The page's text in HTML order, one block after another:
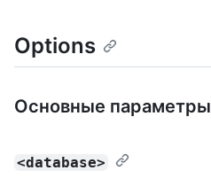
Options
Основные параметры
<database>